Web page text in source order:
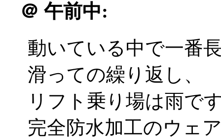
＠ 午前中:
動いている中で一番
滑っての繰り返し、
リフト乗り場は雨で
完全防水加工のウェ